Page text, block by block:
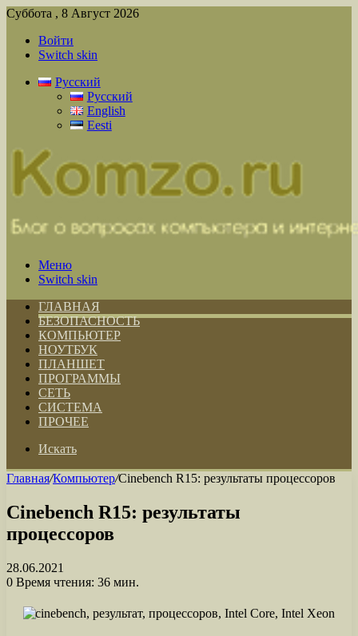
Суббота , 8 Август 2026
Войти
Switch skin
Русский
Русский
English
Eesti
Меню
Switch skin
ГЛАВНАЯ
БЕЗОПАСНОСТЬ
КОМПЬЮТЕР
НОУТБУК
ПЛАНШЕТ
ПРОГРАММЫ
СЕТЬ
СИСТЕМА
ПРОЧЕЕ
Искать
Главная/Компьютер/Cinebench R15: результаты процессоров
Cinebench R15: результаты
процессоров
28.06.2021
0 Время чтения: 36 мин.